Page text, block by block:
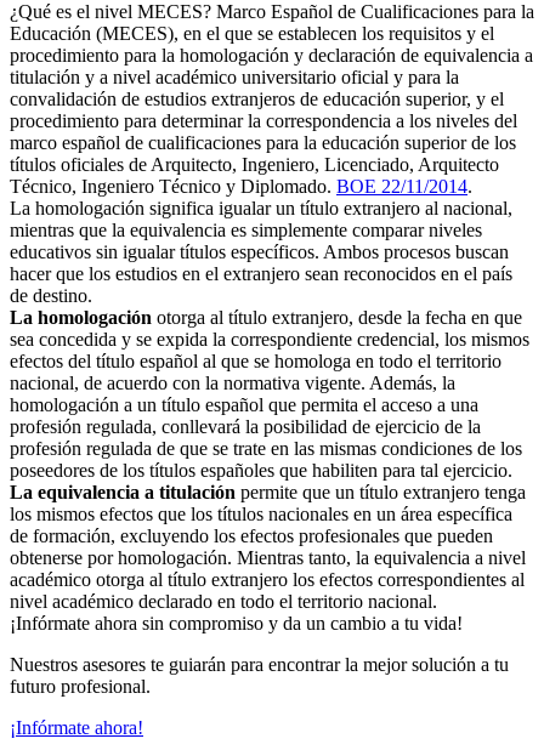
¿Qué es el nivel MECES? Marco Español de Cualificaciones para la
Educación (MECES), en el que se establecen los requisitos y el
procedimiento para la homologación y declaración de equivalencia a
titulación y a nivel académico universitario oficial y para la
convalidación de estudios extranjeros de educación superior, y el
procedimiento para determinar la correspondencia a los niveles del
marco español de cualificaciones para la educación superior de los
títulos oficiales de Arquitecto, Ingeniero, Licenciado, Arquitecto
Técnico, Ingeniero Técnico y Diplomado. BOE 22/11/2014.
La homologación significa igualar un título extranjero al nacional,
mientras que la equivalencia es simplemente comparar niveles
educativos sin igualar títulos específicos. Ambos procesos buscan
hacer que los estudios en el extranjero sean reconocidos en el país
de destino.
La homologación otorga al título extranjero, desde la fecha en que
sea concedida y se expida la correspondiente credencial, los mismos
efectos del título español al que se homologa en todo el territorio
nacional, de acuerdo con la normativa vigente. Además, la
homologación a un título español que permita el acceso a una
profesión regulada, conllevará la posibilidad de ejercicio de la
profesión regulada de que se trate en las mismas condiciones de los
poseedores de los títulos españoles que habiliten para tal ejercicio.
La equivalencia a titulación permite que un título extranjero tenga
los mismos efectos que los títulos nacionales en un área específica
de formación, excluyendo los efectos profesionales que pueden
obtenerse por homologación. Mientras tanto, la equivalencia a nivel
académico otorga al título extranjero los efectos correspondientes al
nivel académico declarado en todo el territorio nacional.
¡Infórmate ahora sin compromiso y da un cambio a tu vida!
Nuestros asesores te guiarán para encontrar la mejor solución a tu
futuro profesional.
¡Infórmate ahora!